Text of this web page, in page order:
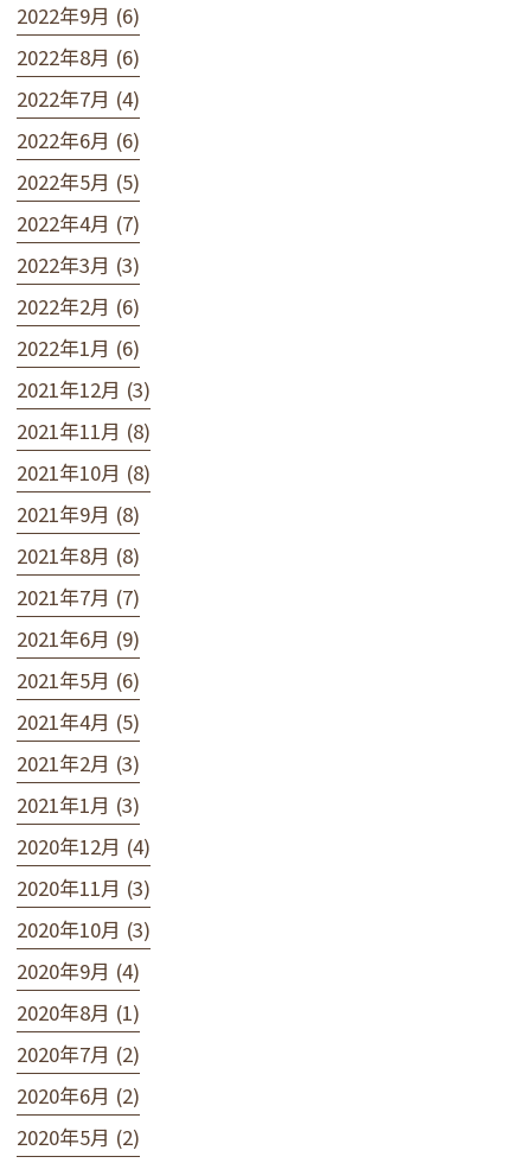
2022年9月 (6)
2022年8月 (6)
2022年7月 (4)
2022年6月 (6)
2022年5月 (5)
2022年4月 (7)
2022年3月 (3)
2022年2月 (6)
2022年1月 (6)
2021年12月 (3)
2021年11月 (8)
2021年10月 (8)
2021年9月 (8)
2021年8月 (8)
2021年7月 (7)
2021年6月 (9)
2021年5月 (6)
2021年4月 (5)
2021年2月 (3)
2021年1月 (3)
2020年12月 (4)
2020年11月 (3)
2020年10月 (3)
2020年9月 (4)
2020年8月 (1)
2020年7月 (2)
2020年6月 (2)
2020年5月 (2)